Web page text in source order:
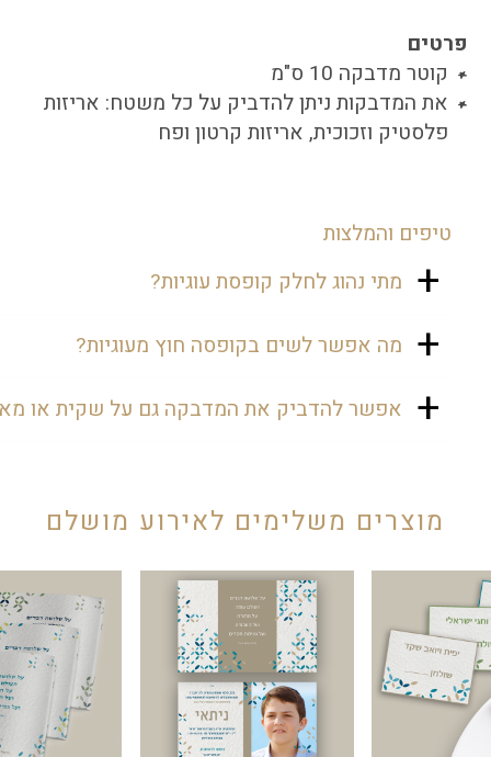
פרטים
קוטר מדבקה 10 ס"מ
את המדבקות ניתן להדביק על כל משטח: אריזות
פלסטיק וזכוכית, אריזות קרטון ופח
טיפים והמלצות
מתי נהוג לחלק קופסת עוגיות?
בשבת חתן נהוג להניח בחדר האורחים קופסת
עוגיות, כדיי שיהיה להם מה לנשנש במהלך
מה אפשר לשים בקופסה חוץ מעוגיות?
אפשר לשים בקופסה מלא נשנושים כמו
שוקולדים, פרלינים, נשיקות ועוד...
אפשר להדביק את המדבקה גם על שקית או
מארזים ואפילו על שקיות נייר יפות.
מוצרים משלימים לאירוע מושלם